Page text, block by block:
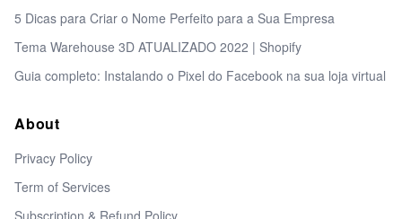
5 Dicas para Criar o Nome Perfeito para a Sua Empresa
Tema Warehouse 3D ATUALIZADO 2022 | Shopify
Guia completo: Instalando o Pixel do Facebook na sua loja virtual
About
Privacy Policy
Term of Services